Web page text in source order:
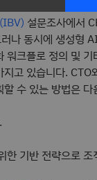
인지 또는 달걀이
설문조사에서
나 동시에 생성형
워크플로 정의 및
지고 있습니다.
수 있는 방법은 다
한 기반 전략으로 조